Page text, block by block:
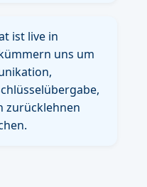
ist live in
uns um
zurücklehnen